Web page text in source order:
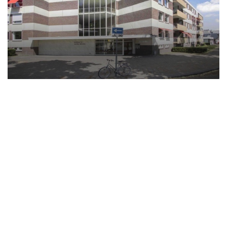
Soort woning: appartement
Interieur: volledig gemeubileerd
Vloeren: laminaat, kurk, tegels, linoleum
Buitenruimte: geen
Huisdieren: niet toegestaan
Minimale huurtermijn: 12 maanden